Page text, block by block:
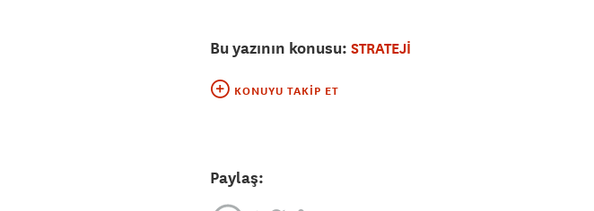
Bu yazının konusu: STRATEJİ
KONUYU TAKIP ET
Paylaş: